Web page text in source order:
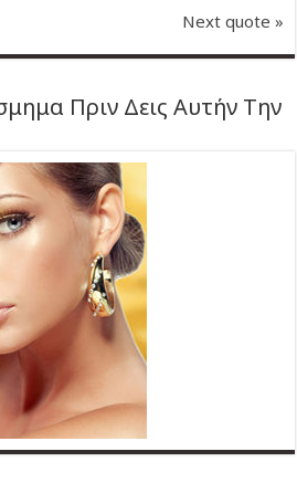
Next quote »
Πριν Δεις Αυτήν Την